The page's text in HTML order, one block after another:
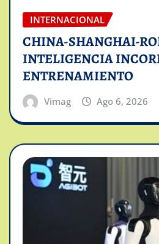
INTERNACIONAL
CHINA-SHANGHAI-
INTELIGENCIA
ENTRENAMIENTO
Vimag Ago 6, 2026